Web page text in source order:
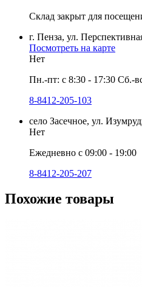
Склад закрыт для
г. Пенза, ул.
Посмотреть на карте
Нет
Пн.-пт: с 8:30 - 17:30 Сб.-
8-8412-205-103
село Засечное, ул.
Нет
Ежедневно с 09:00 - 19:00
8-8412-205-207
Похожие товары